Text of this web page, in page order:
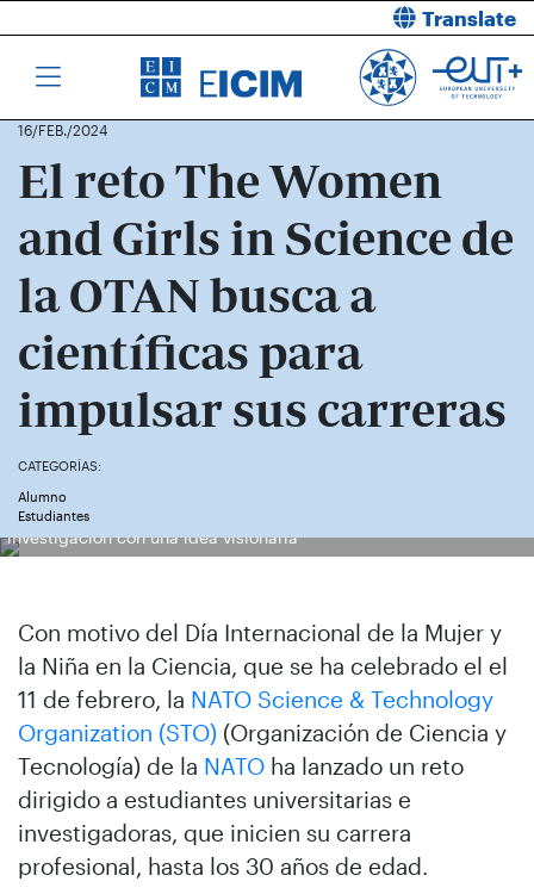
Translate
16/FEB./2024
El reto The Women
and Girls in Science de
la OTAN busca a
científicas para
impulsar sus carreras
CATEGORÍAS:
Alumno
Estudiantes
Las aspirantes tienen que presentar una propuesta de
investigación con una idea visionaria
Con motivo del Día Internacional de la Mujer y
la Niña en la Ciencia, que se ha celebrado el el
11 de febrero, la NATO Science & Technology
Organization (STO) (Organización de Ciencia y
Tecnología) de la NATO ha lanzado un reto
dirigido a estudiantes universitarias e
investigadoras, que inicien su carrera
profesional, hasta los 30 años de edad.